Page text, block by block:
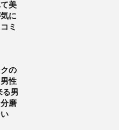
美
に
ミ
の
性
る男
磨